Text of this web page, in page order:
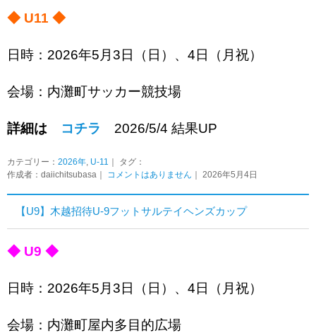
◆ U11 ◆
日時：2026年5月3日（日）、4日（月祝）
会場：内灘町サッカー競技場
詳細は コチラ 2026/5/4 結果UP
カテゴリー： 2026年, U-11 ｜ タグ：
作成者：daiichitsubasa｜ コメントはありません ｜ 2026年5月4日
【U9】木越招待U-9フットサルテイヘンズカップ
◆ U9 ◆
日時：2026年5月3日（日）、4日（月祝）
会場：内灘町屋内多目的広場